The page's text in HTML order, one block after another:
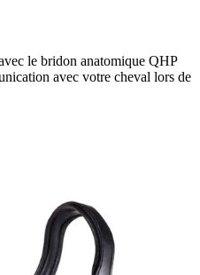
le bridon anatomique QHP
avec votre cheval lors de